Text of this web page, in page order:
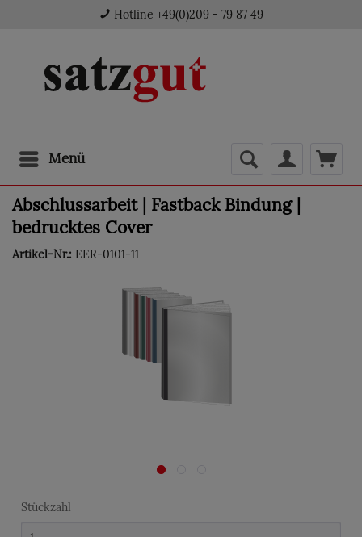
Hotline +49(0)209 - 79 87 49
Menü
Abschlussarbeit | Fastback Bindung |
bedrucktes Cover
Artikel-Nr.: EER-0101-11
Stückzahl